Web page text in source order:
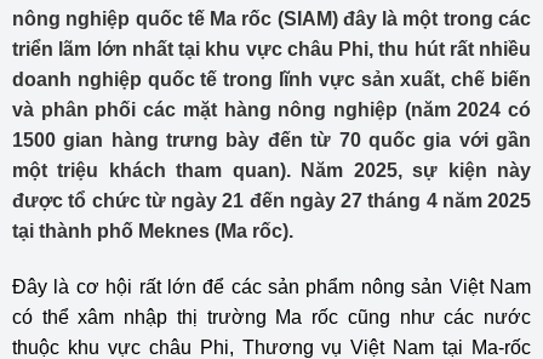
nông nghiệp quốc tế Ma rốc (SIAM) đây là một trong các
triển lãm lớn nhất tại khu vực châu Phi, thu hút rất nhiều
doanh nghiệp quốc tế trong lĩnh vực sản xuất, chế biến
và phân phối các mặt hàng nông nghiệp (năm 2024 có
1500 gian hàng trưng bày đến từ 70 quốc gia với gần
một triệu khách tham quan). Năm 2025, sự kiện này
được tổ chức từ ngày 21 đến ngày 27 tháng 4 năm 2025
tại thành phố Meknes (Ma rốc).
Đây là cơ hội rất lớn để các sản phẩm nông sản Việt Nam
có thể xâm nhập thị trường Ma rốc cũng như các nước
thuộc khu vực châu Phi, Thương vụ Việt Nam tại Ma-rốc